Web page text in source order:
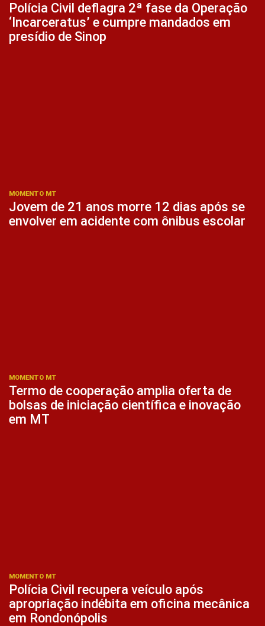
Polícia Civil deflagra 2ª fase da Operação
‘Incarceratus’ e cumpre mandados em
presídio de Sinop
MOMENTO MT
Jovem de 21 anos morre 12 dias após se
envolver em acidente com ônibus escolar
MOMENTO MT
Termo de cooperação amplia oferta de
bolsas de iniciação científica e inovação
em MT
MOMENTO MT
Polícia Civil recupera veículo após
apropriação indébita em oficina mecânica
em Rondonópolis